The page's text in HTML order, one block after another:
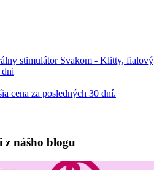
stimulátor Svakom - Klitty, fialový
dni
cena za posledných 30 dní.
nášho blogu